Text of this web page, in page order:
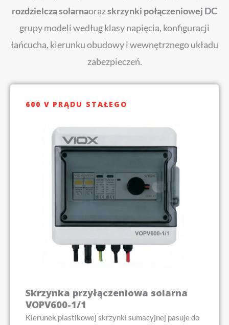
rozdzielcza solarnaorazskrzynki połączeniowej DC
grupy modeli według klasy napięcia, konfiguracji
łańcucha, kierunku obudowy i wewnętrznego układu
zabezpieczeń.
600 V PRĄDU STAŁEGO
Skrzynka przyłączeniowa solarna
VOPV600-1/1
Kierunek plastikowej skrzynki sumacyjnej pasuje do